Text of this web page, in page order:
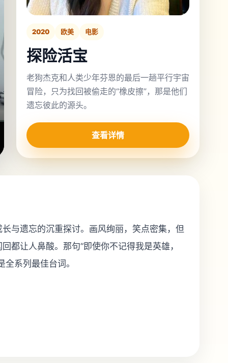
2020 欧美 电影
探险活宝
老狗杰克和人类少年芬恩的最后一趟平行宇宙
冒险，只为找回被偷走的“橡皮擦”，那是他们
遗忘彼此的源头。
查看详情
与遗忘的沉重探讨。画风绚丽，笑点密集，但
都让人鼻酸。那句“即使你不记得我是英雄，
全系列最佳台词。